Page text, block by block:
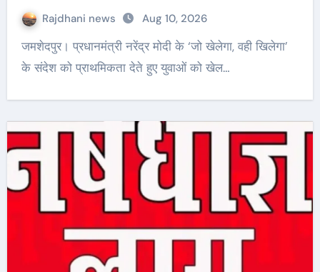
Rajdhani news Aug 10, 2026
जमशेदपुर। प्रधानमंत्री नरेंद्र मोदी के ‘जो खेलेगा, वही खिलेगा’
के संदेश को प्राथमिकता देते हुए युवाओं को खेल…